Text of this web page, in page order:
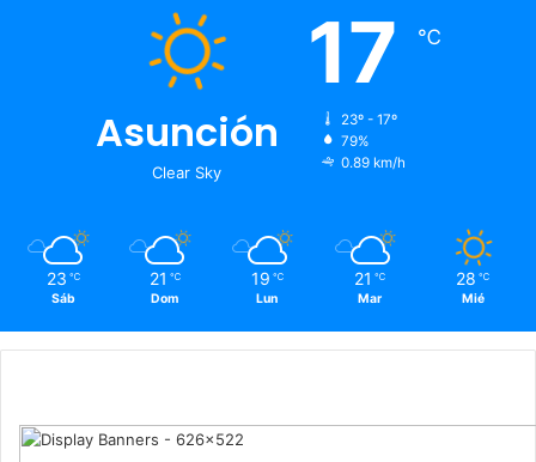
Asunción
Clear Sky
17 ℃
23º - 17º
79%
0.89 km/h
23 ℃
Sáb
21 ℃
Dom
19 ℃
Lun
21 ℃
Mar
28 ℃
Mié